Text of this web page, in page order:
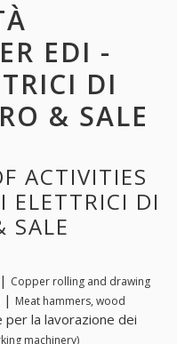
EDI -
DI
& SALE
ACTIVITIES
ELETTRICI DI
SALE
Copper rolling and drawing
| Meat hammers, wood
per la lavorazione dei
machinery)